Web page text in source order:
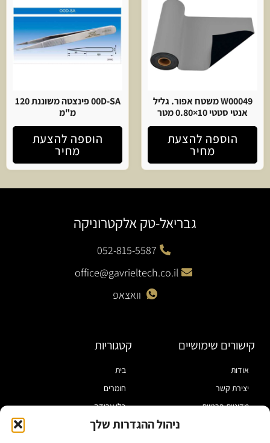
ניהול ההגדרות שלך
W00049 משטח אפור. גליל
אנטי סטטי 10×0.80 מטר
הוספה להצעת
מחיר
00D-SA פינצטה משוננת 120
מ"מ
הוספה להצעת
מחיר
גבריאל-טק אלקטרוניקה
052-815-5587
office@gavrieltech.co.il
וואצאפ
קישורים שימושיים
אודות
יצירת קשר
מדיניות פרטיות
קטגוריות
בית
חומרים
כלי עבודה
מוצרי הלחמה